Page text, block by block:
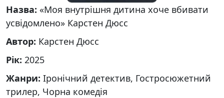
Назва: «Моя внутрішня дитина хоче вбивати
усвідомлено» Карстен Дюсс
Автор: Карстен Дюсс
Рік: 2025
Жанри: Іронічний детектив, Гостросюжетний
трилер, Чорна комедія